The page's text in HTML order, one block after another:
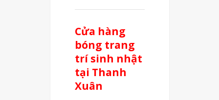
Cửa hàng
bóng trang
trí sinh nhật
tại Thanh
Xuân